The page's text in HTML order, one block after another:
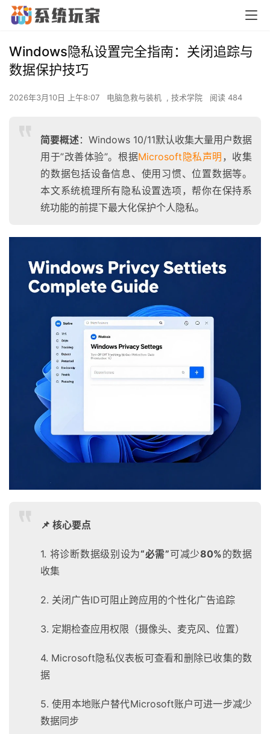
Windows隐私设置完全指南：关闭追踪与
数据保护技巧
2026年3月10日 上午8:07 电脑急救与装机 , 技术学院 阅读 484
简要概述：Windows 10/11默认收集大量用户数据
用于”改善体验”。根据Microsoft隐私声明 ，收集
的数据包括设备信息、使用习惯、位置数据等。
本文系统梳理所有隐私设置选项，帮你在保持系
统功能的前提下最大化保护个人隐私。
📌 核心要点
1. 将诊断数据级别设为“必需”可减少80%的数据
收集
2. 关闭广告ID可阻止跨应用的个性化广告追踪
3. 定期检查应用权限（摄像头、麦克风、位置）
4. Microsoft隐私仪表板可查看和删除已收集的数
据
5. 使用本地账户替代Microsoft账户可进一步减少
数据同步